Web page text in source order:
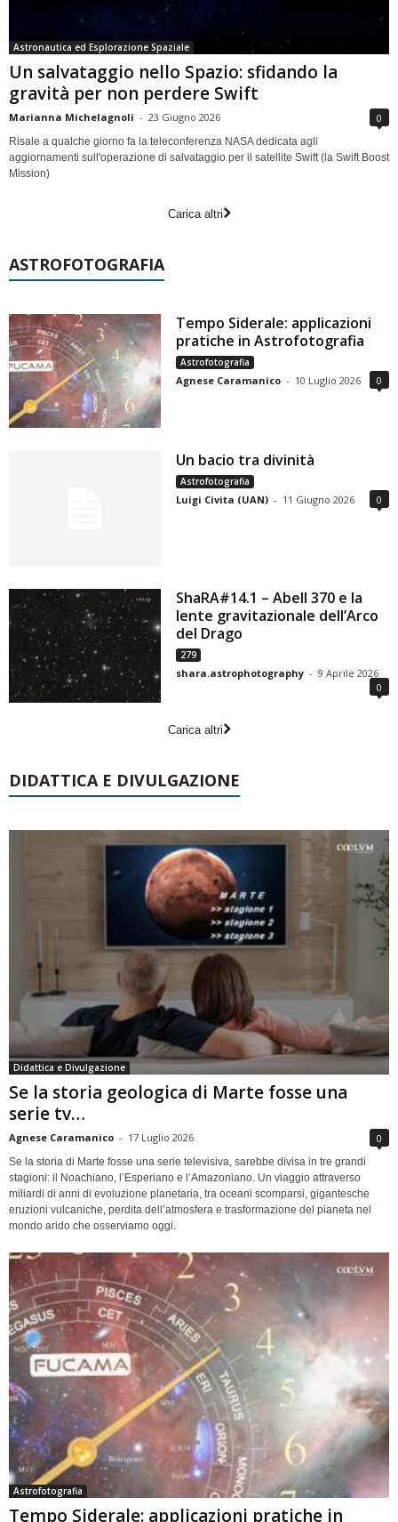
Astronautica ed Esplorazione Spaziale
Un salvataggio nello Spazio: sfidando la
gravità per non perdere Swift
Marianna Michelagnoli - 23 Giugno 2026 0
Risale a qualche giorno fa la teleconferenza NASA dedicata agli
aggiornamenti sull'operazione di salvataggio per il satellite Swift (la Swift Boost
Mission)
Carica altri
ASTROFOTOGRAFIA
Tempo Siderale: applicazioni
pratiche in Astrofotografia
Astrofotografia
Agnese Caramanico - 10 Luglio 2026 0
Un bacio tra divinità
Astrofotografia
Luigi Civita (UAN) - 11 Giugno 2026 0
ShaRA#14.1 – Abell 370 e la
lente gravitazionale dell’Arco
del Drago
279
shara.astrophotography - 9 Aprile 2026
0
Carica altri
DIDATTICA E DIVULGAZIONE
Didattica e Divulgazione
Se la storia geologica di Marte fosse una
serie tv…
Agnese Caramanico - 17 Luglio 2026 0
Se la storia di Marte fosse una serie televisiva, sarebbe divisa in tre grandi
stagioni: il Noachiano, l’Esperiano e l’Amazoniano. Un viaggio attraverso
miliardi di anni di evoluzione planetaria, tra oceani scomparsi, gigantesche
eruzioni vulcaniche, perdita dell’atmosfera e trasformazione del pianeta nel
mondo arido che osserviamo oggi.
Astrofotografia
Tempo Siderale: applicazioni pratiche in